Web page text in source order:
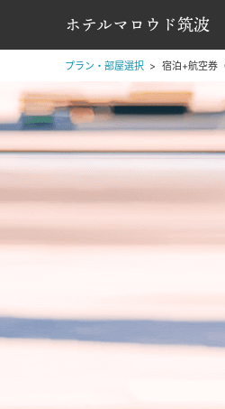
ホテルマロウド筑波
プラン・部屋選択 宿泊+航空券